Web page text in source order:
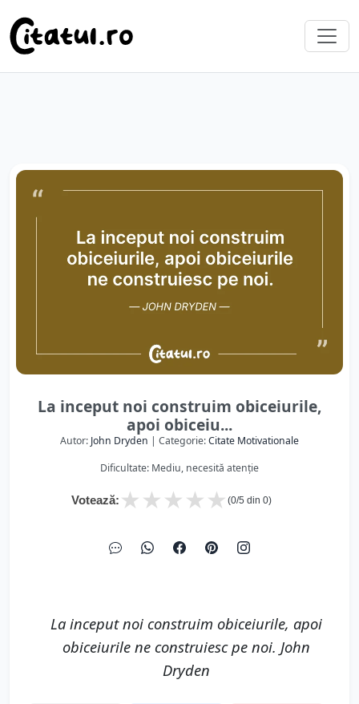
La inceput noi construim obiceiurile,
apoi obiceiu...
Autor: John Dryden | Categorie:Citate Motivationale
Dificultate: Mediu, necesită atenție
Votează: ★
★
★
★
★ (0/5 din 0)
La inceput noi construim obiceiurile, apoi
obiceiurile ne construiesc pe noi. John
Dryden